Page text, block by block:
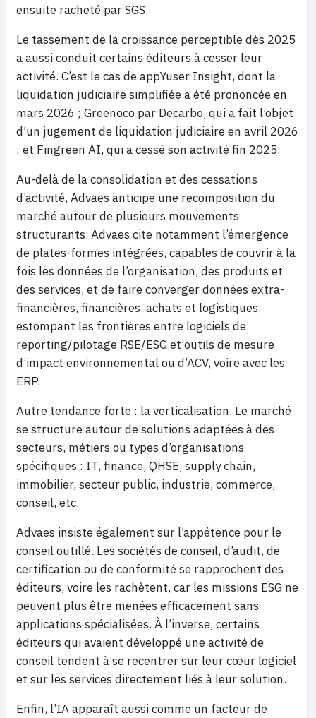
ensuite racheté par SGS.
Le tassement de la croissance perceptible dès 2025
a aussi conduit certains éditeurs à cesser leur
activité. C’est le cas de appYuser Insight, dont la
liquidation judiciaire simplifiée a été prononcée en
mars 2026 ; Greenoco par Decarbo, qui a fait l’objet
d’un jugement de liquidation judiciaire en avril 2026
; et Fingreen AI, qui a cessé son activité fin 2025.
Au-delà de la consolidation et des cessations
d’activité, Advaes anticipe une recomposition du
marché autour de plusieurs mouvements
structurants. Advaes cite notamment l’émergence
de plates-formes intégrées, capables de couvrir à la
fois les données de l’organisation, des produits et
des services, et de faire converger données extra-
financières, financières, achats et logistiques,
estompant les frontières entre logiciels de
reporting/pilotage RSE/ESG et outils de mesure
d’impact environnemental ou d’ACV, voire avec les
ERP.
Autre tendance forte : la verticalisation. Le marché
se structure autour de solutions adaptées à des
secteurs, métiers ou types d’organisations
spécifiques : IT, finance, QHSE, supply chain,
immobilier, secteur public, industrie, commerce,
conseil, etc.
Advaes insiste également sur l’appétence pour le
conseil outillé. Les sociétés de conseil, d’audit, de
certification ou de conformité se rapprochent des
éditeurs, voire les rachètent, car les missions ESG ne
peuvent plus être menées efficacement sans
applications spécialisées. À l’inverse, certains
éditeurs qui avaient développé une activité de
conseil tendent à se recentrer sur leur cœur logiciel
et sur les services directement liés à leur solution.
Enfin, l’IA apparaît aussi comme un facteur de